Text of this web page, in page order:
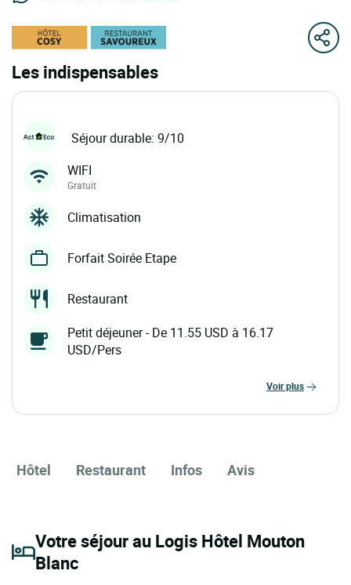
Les indispensables
Séjour durable: 9/10
WIFI
Gratuit
Climatisation
Forfait Soirée Etape
Restaurant
Petit déjeuner - De 11.55 USD à 16.17
USD/Pers
voir plus
Hôtel Restaurant Infos Avis
Votre séjour au Logis Hôtel Mouton
Blanc